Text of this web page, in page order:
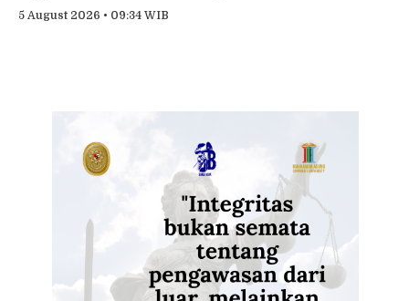
5 August 2026 • 09:34 WIB